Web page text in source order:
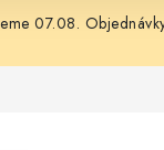
07.08.